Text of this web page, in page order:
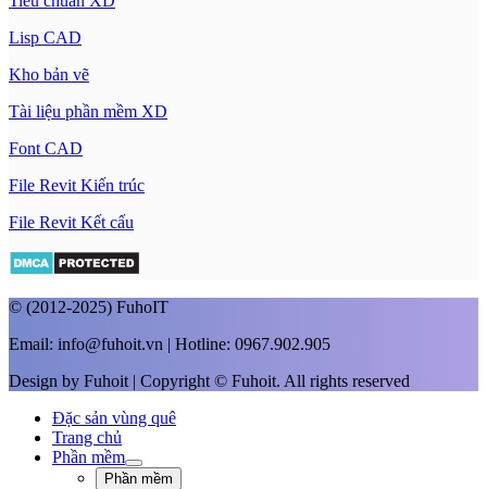
Lisp CAD
Kho bản vẽ
Tài liệu phần mềm XD
Font CAD
File Revit Kiến trúc
File Revit Kết cấu
© (2012-2025) FuhoIT
Email: info@fuhoit.vn | Hotline: 0967.902.905
Design by Fuhoit | Copyright © Fuhoit. All rights reserved
Đặc sản vùng quê
Trang chủ
Phần mềm
Phần mềm